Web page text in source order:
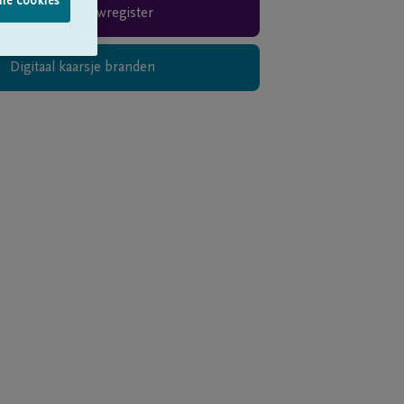
Rouwregister
Digitaal kaarsje branden